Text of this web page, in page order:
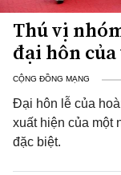
Thú vị
đại hôn
CỘNG ĐỒNG MẠNG
Đại hôn lễ của
xuất hiện của một
đặc biệt.